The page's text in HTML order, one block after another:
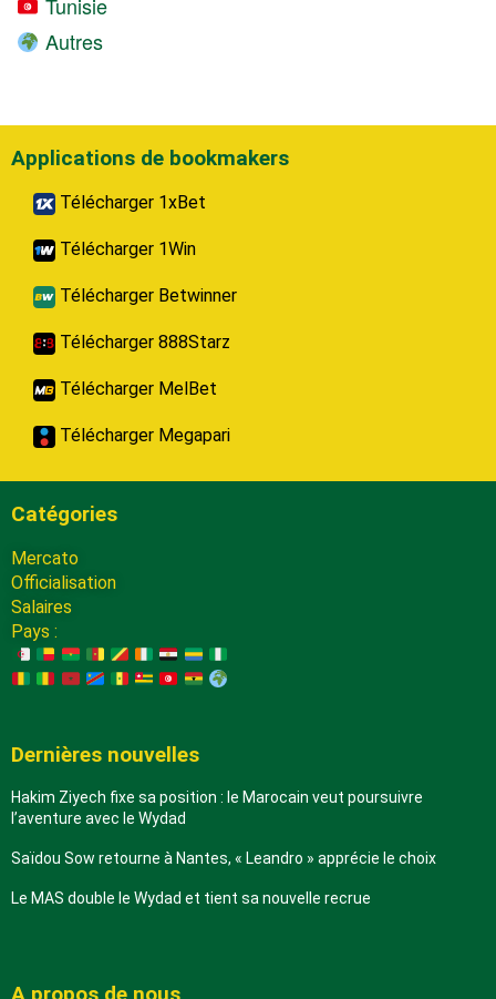
Autres
Applications de bookmakers
Télécharger 1xBet
Télécharger 1Win
Télécharger Betwinner
Télécharger 888Starz
Télécharger MelBet
Télécharger Megapari
Catégories
Mercato
Officialisation
Salaires
Pays :
Dernières nouvelles
Hakim Ziyech fixe sa position : le Marocain veut poursuivre
l’aventure avec le Wydad
Saïdou Sow retourne à Nantes, « Leandro » apprécie le choix
Le MAS double le Wydad et tient sa nouvelle recrue
A propos de nous